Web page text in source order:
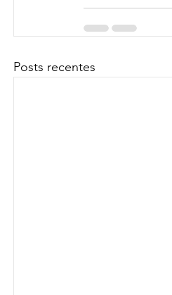
Posts recentes